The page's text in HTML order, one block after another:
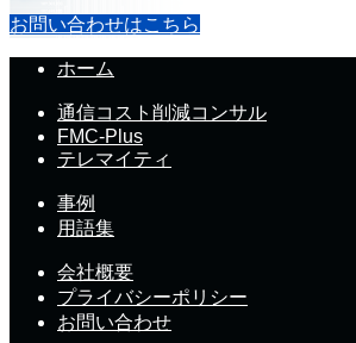
お問い合わせはこちら
ホーム
通信コスト削減コンサル
FMC-Plus
テレマイティ
事例
用語集
会社概要
プライバシーポリシー
お問い合わせ